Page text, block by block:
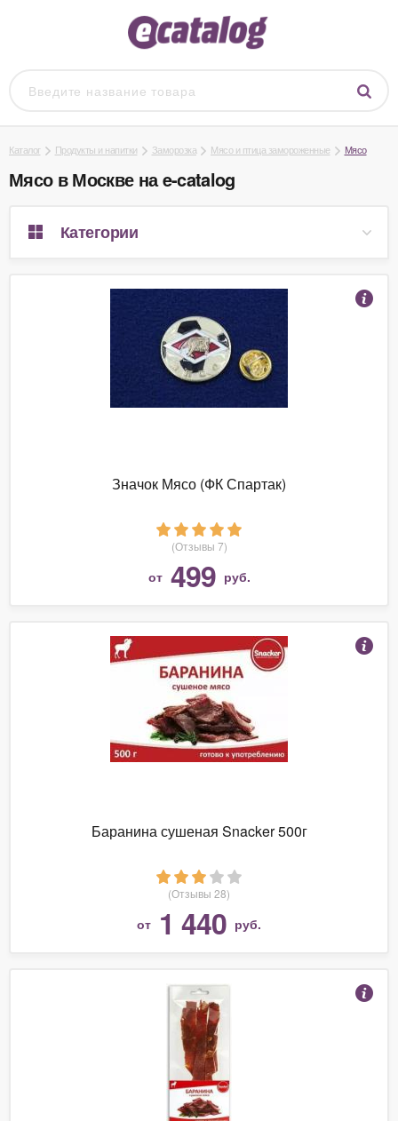
Каталог Продукты и напитки Заморозка Мясо и птица замороженные Мясо
Мясо в Москве на e-catalog
Категории
Значок Мясо (ФК Спартак)
(Отзывы 7)
от 499 руб.
Баранина сушеная Snacker 500г
(Отзывы 28)
от 1 440 руб.